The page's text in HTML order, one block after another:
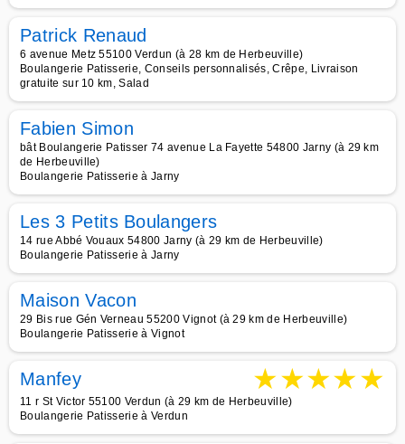
Patrick Renaud
6 avenue Metz 55100 Verdun (à 28 km de Herbeuville)
Boulangerie Patisserie, Conseils personnalisés, Crêpe, Livraison
gratuite sur 10 km, Salad
Fabien Simon
bât Boulangerie Patisser 74 avenue La Fayette 54800 Jarny (à 29 km
de Herbeuville)
Boulangerie Patisserie à Jarny
Les 3 Petits Boulangers
14 rue Abbé Vouaux 54800 Jarny (à 29 km de Herbeuville)
Boulangerie Patisserie à Jarny
Maison Vacon
29 Bis rue Gén Verneau 55200 Vignot (à 29 km de Herbeuville)
Boulangerie Patisserie à Vignot
Manfey ★★★★★
11 r St Victor 55100 Verdun (à 29 km de Herbeuville)
Boulangerie Patisserie à Verdun